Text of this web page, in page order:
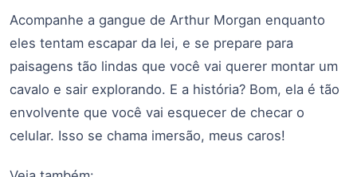
Acompanhe a gangue de Arthur Morgan enquanto
eles tentam escapar da lei, e se prepare para
paisagens tão lindas que você vai querer montar um
cavalo e sair explorando. E a história? Bom, ela é tão
envolvente que você vai esquecer de checar o
celular. Isso se chama imersão, meus caros!